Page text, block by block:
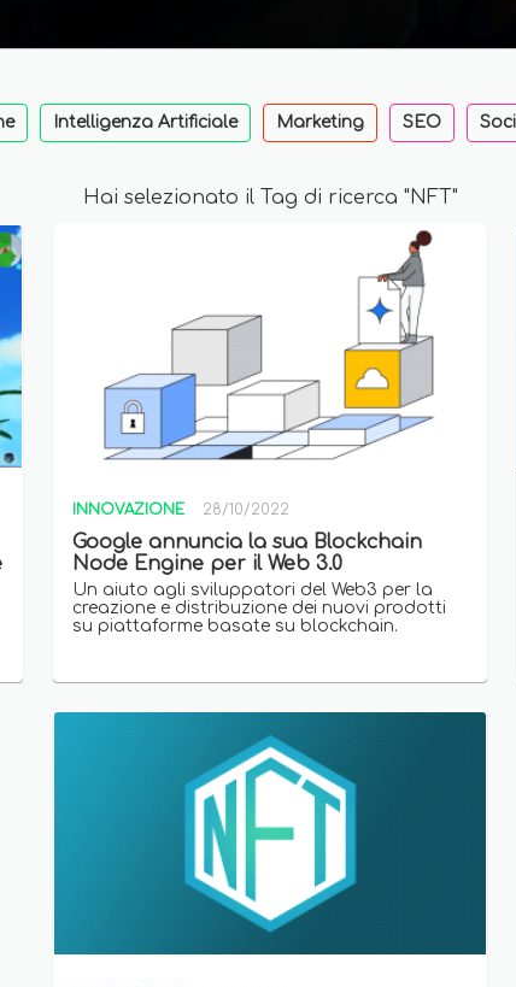
Intelligenza Artificiale Marketing SEO
Hai selezionato il Tag di ricerca "NFT"
INNOVAZIONE 28/10/2022
Google annuncia la sua Blockchain
Node Engine per il Web 3.0
Un aiuto agli sviluppatori del Web3 per la
creazione e distribuzione dei nuovi prodotti
su piattaforme basate su blockchain.